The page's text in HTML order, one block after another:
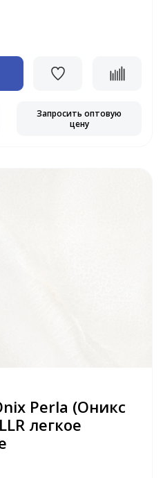
Запросить оптовую
цену
Perla (Оникс
легкое